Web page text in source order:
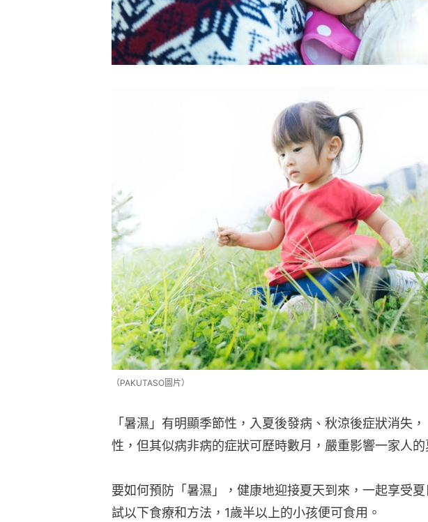
（PAKUTASO圖片）
「暑濕」有明顯季節性，入夏後發病、秋涼後症狀消失
性，但其似病非病的症狀可歷時數月，嚴重影響一家人的
要如何預防「暑濕」，健康地迎接夏天到來，一起享受
試以下食療和方法，1歲半以上的小孩便可食用。